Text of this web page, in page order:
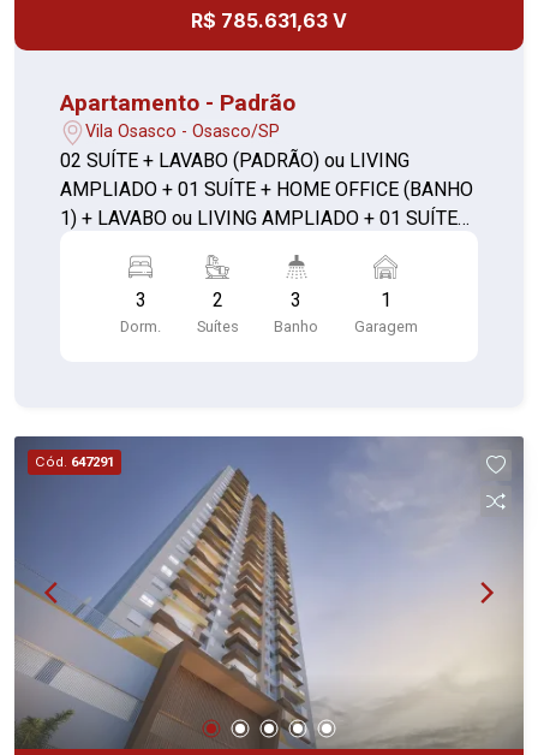
R$ 785.631,63 V
Apartamento - Padrão
Vila Osasco - Osasco/SP
02 SUÍTE + LAVABO (PADRÃO) ou LIVING
AMPLIADO + 01 SUÍTE + HOME OFFICE (BANHO
1) + LAVABO ou LIVING AMPLIADO + 01 SUÍTE
3
Dorm.
2
Suítes
3
Banho
1
Garagem
Cód. 647291